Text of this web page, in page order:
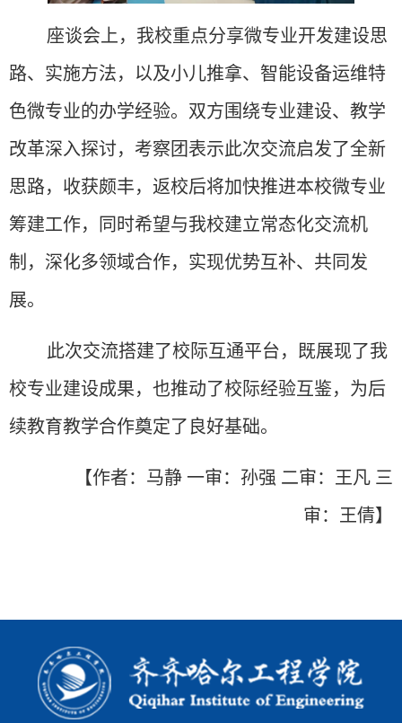
座谈会上，我校重点分享微专业开发建设思
路、实施方法，以及小儿推拿、智能设备运维特
色微专业的办学经验。双方围绕专业建设、教学
改革深入探讨，考察团表示此次交流启发了全新
思路，收获颇丰，返校后将加快推进本校微专业
筹建工作，同时希望与我校建立常态化交流机
制，深化多领域合作，实现优势互补、共同发
展。
此次交流搭建了校际互通平台，既展现了我
校专业建设成果，也推动了校际经验互鉴，为后
续教育教学合作奠定了良好基础。
【作者： 马静 一审：孙强 二审：王凡 三
审：王倩】